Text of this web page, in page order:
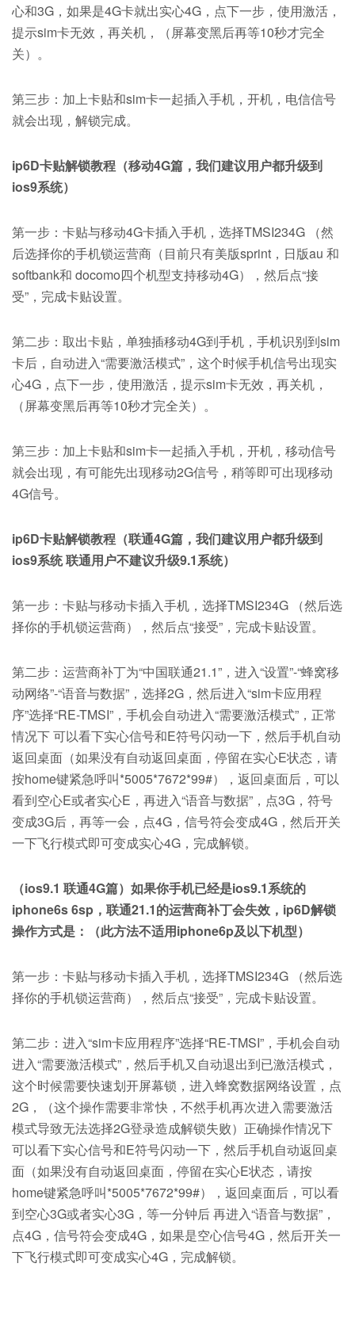
心和3G，如果是4G卡就出实心4G，点下一步，使用激活，
提示sim卡无效，再关机，（屏幕变黑后再等10秒才完全
关）。
第三步：加上卡贴和sim卡一起插入手机，开机，电信信号
就会出现，解锁完成。
ip6D卡贴解锁教程（移动4G篇，我们建议用户都升级到
ios9系统）
第一步：卡贴与移动4G卡插入手机，选择TMSI234G （然
后选择你的手机锁运营商（目前只有美版sprint，日版au 和
softbank和 docomo四个机型支持移动4G），然后点“接
受”，完成卡贴设置。
第二步：取出卡贴，单独插移动4G到手机，手机识别到sim
卡后，自动进入“需要激活模式”，这个时候手机信号出现实
心4G，点下一步，使用激活，提示sim卡无效，再关机，
（屏幕变黑后再等10秒才完全关）。
第三步：加上卡贴和sim卡一起插入手机，开机，移动信号
就会出现，有可能先出现移动2G信号，稍等即可出现移动
4G信号。
ip6D卡贴解锁教程（联通4G篇，我们建议用户都升级到
ios9系统 联通用户不建议升级9.1系统）
第一步：卡贴与移动卡插入手机，选择TMSI234G （然后选
择你的手机锁运营商），然后点“接受”，完成卡贴设置。
第二步：运营商补丁为“中国联通21.1”，进入“设置”-“蜂窝移
动网络”-“语音与数据”，选择2G，然后进入“sim卡应用程
序”选择“RE-TMSI”，手机会自动进入“需要激活模式”，正常
情况下 可以看下实心信号和E符号闪动一下，然后手机自动
返回桌面（如果没有自动返回桌面，停留在实心E状态，请
按home键紧急呼叫*5005*7672*99#），返回桌面后，可以
看到空心E或者实心E，再进入“语音与数据”，点3G，符号
变成3G后，再等一会，点4G，信号符会变成4G，然后开关
一下飞行模式即可变成实心4G，完成解锁。
（ios9.1 联通4G篇）如果你手机已经是ios9.1系统的
iphone6s 6sp，联通21.1的运营商补丁会失效，ip6D解锁
操作方式是：（此方法不适用iphone6p及以下机型）
第一步：卡贴与移动卡插入手机，选择TMSI234G （然后选
择你的手机锁运营商），然后点“接受”，完成卡贴设置。
第二步：进入“sim卡应用程序”选择“RE-TMSI”，手机会自动
进入“需要激活模式”，然后手机又自动退出到已激活模式，
这个时候需要快速划开屏幕锁，进入蜂窝数据网络设置，点
2G，（这个操作需要非常快，不然手机再次进入需要激活
模式导致无法选择2G登录造成解锁失败）正确操作情况下
可以看下实心信号和E符号闪动一下，然后手机自动返回桌
面（如果没有自动返回桌面，停留在实心E状态，请按
home键紧急呼叫*5005*7672*99#），返回桌面后，可以看
到空心3G或者实心3G，等一分钟后 再进入“语音与数据”，
点4G，信号符会变成4G，如果是空心信号4G，然后开关一
下飞行模式即可变成实心4G，完成解锁。